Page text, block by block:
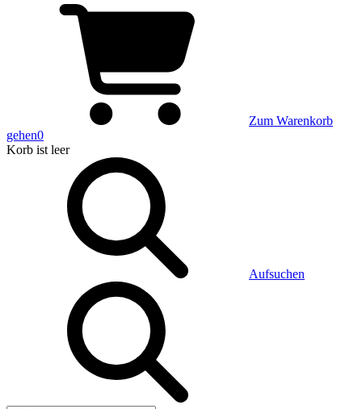
Zum Warenkorb
gehen0
Korb ist leer
Aufsuchen